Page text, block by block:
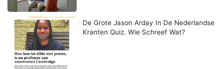
De Grote Jason Arday In De Nederlandse
Kranten Quiz. Wie Schreef Wat?